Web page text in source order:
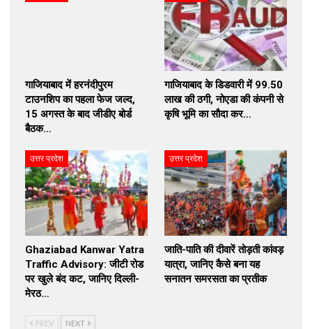
गाजियाबाद में हरनंदीपुरम
टाउनशिप का पहला फेज जल्द,
15 अगस्त के बाद जीडीए बोर्ड
बैठक…
गाजियाबाद के डिडवारी में 99.50
लाख की ठगी, नोएडा की कंपनी से
कृषि भूमि का सौदा कर…
उत्तर प्रदेश
Ghaziabad Kanwar Yatra
Traffic Advisory: जीटी रोड
पर खुले बंद कट, जानिए दिल्ली-
मेरठ…
उत्तर प्रदेश
जाति-पाति की दीवारें तोड़ती कांवड़
यात्रा, जानिए कैसे बना यह
सनातन समरसता का प्रतीक
PREV NEXT